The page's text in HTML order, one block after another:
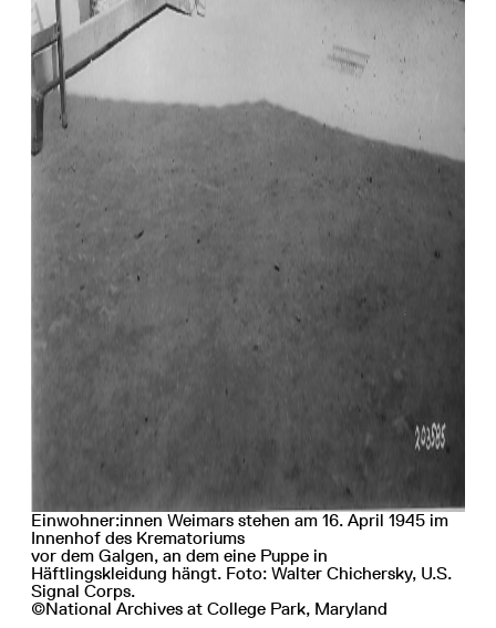
Einwohner:innen Weimars stehen am 16. April 1945 im
Innenhof des Krematoriums
vor dem Galgen, an dem eine Puppe in
Häftlingskleidung hängt. Foto: Walter Chichersky, U.S.
Signal Corps.
©National Archives at College Park, Maryland